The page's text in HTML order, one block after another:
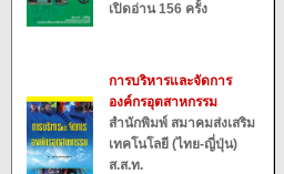
เปิดอ่าน 156 ครั้ง
การบริหารและจัดการ
องค์กรอุตสาหกรรม
สำนักพิมพ์ สมาคมส่งเสริม
เทคโนโลยี (ไทย-ญี่ปุ่น)
ส.ส.ท.